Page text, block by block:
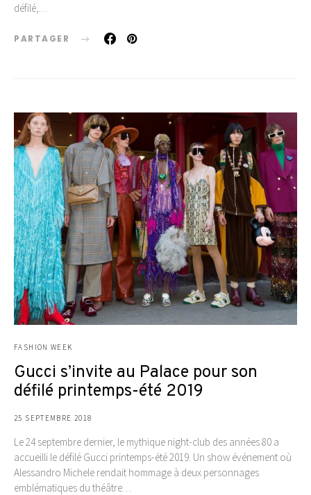
défilé,…
PARTAGER
FASHION WEEK
Gucci s’invite au Palace pour son
défilé printemps-été 2019
25 SEPTEMBRE 2018
Le 24 septembre dernier, le mythique night-club des années 80 a
accueilli le défilé Gucci printemps-été 2019. Un show événement où
Alessandro Michele rendait hommage à deux personnages
emblématiques du théâtre…